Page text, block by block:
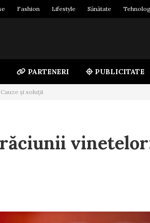
Fashion Lifestyle Sănătate
PARTENERI PUBLICITATE
și soluții